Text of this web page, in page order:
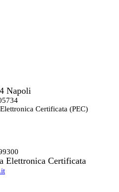
Napoli
Certificata (PEC)
Elettronica Certificata